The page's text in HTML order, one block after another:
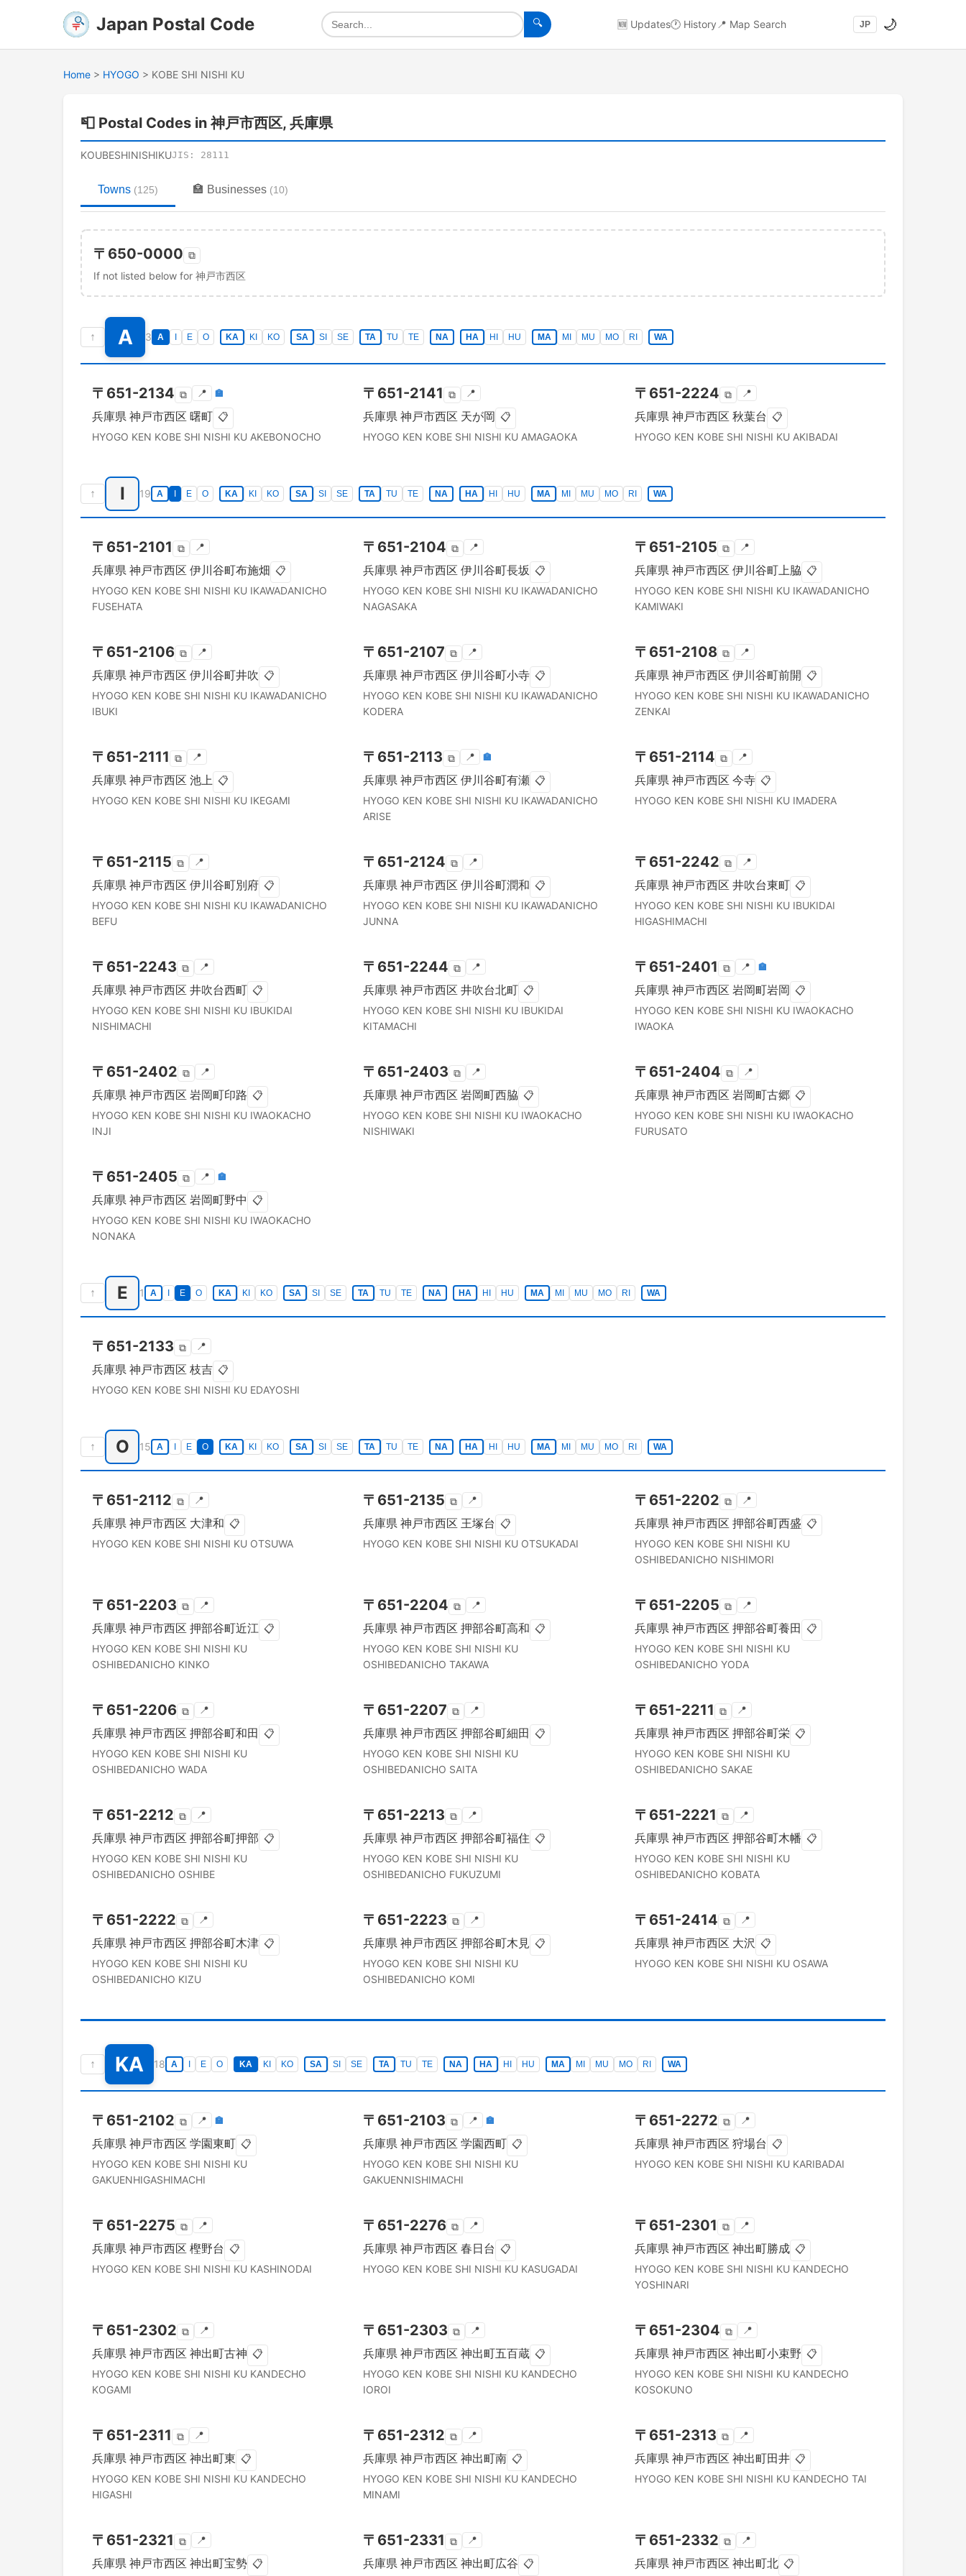
Japan Postal Code 🔍 🆕 Updates🕐 History 📍 Map Search JP 🌙
Home > HYOGO > KOBE SHI NISHI KU
📮 Postal Codes in 神戸市西区, 兵庫県
KOUBESHINISHIKUJIS: 28111
Towns (125) 🏣 Businesses (10)
〒 650-0000 ⧉
If not listed below for 神戸市西区
↑ A 3 A E O KA KI KO SA SI SE TA TU TE NA HA HI HU MA MI MU MO RI WA
〒 651-2134 ⧉ 📍 🏣
兵庫県 神戸市西区 曙町 📋
HYOGO KEN KOBE SHI NISHI KU AKEBONOCHO
〒 651-2141 ⧉ 📍
兵庫県 神戸市西区 天が岡 📋
HYOGO KEN KOBE SHI NISHI KU AMAGAOKA
〒 651-2224 ⧉ 📍
兵庫県 神戸市西区 秋葉台 📋
HYOGO KEN KOBE SHI NISHI KU AKIBADAI
↑ I 19 A E O KA KI KO SA SI SE TA TU TE NA HA HI HU MA MI MU MO RI WA
〒 651-2101 ⧉ 📍
兵庫県 神戸市西区 伊川谷町布施畑 📋
HYOGO KEN KOBE SHI NISHI KU IKAWADANICHO
FUSEHATA
〒 651-2104 ⧉ 📍
兵庫県 神戸市西区 伊川谷町長坂 📋
HYOGO KEN KOBE SHI NISHI KU IKAWADANICHO
NAGASAKA
〒 651-2105 ⧉ 📍
兵庫県 神戸市西区 伊川谷町上脇 📋
HYOGO KEN KOBE SHI NISHI KU IKAWADANICHO
KAMIWAKI
〒 651-2106 ⧉ 📍
兵庫県 神戸市西区 伊川谷町井吹 📋
HYOGO KEN KOBE SHI NISHI KU IKAWADANICHO
IBUKI
〒 651-2107 ⧉ 📍
兵庫県 神戸市西区 伊川谷町小寺 📋
HYOGO KEN KOBE SHI NISHI KU IKAWADANICHO
KODERA
〒 651-2108 ⧉ 📍
兵庫県 神戸市西区 伊川谷町前開 📋
HYOGO KEN KOBE SHI NISHI KU IKAWADANICHO
ZENKAI
〒 651-2111 ⧉ 📍
兵庫県 神戸市西区 池上 📋
HYOGO KEN KOBE SHI NISHI KU IKEGAMI
〒 651-2113 ⧉ 📍 🏣
兵庫県 神戸市西区 伊川谷町有瀬 📋
HYOGO KEN KOBE SHI NISHI KU IKAWADANICHO
ARISE
〒 651-2114 ⧉ 📍
兵庫県 神戸市西区 今寺 📋
HYOGO KEN KOBE SHI NISHI KU IMADERA
〒 651-2115 ⧉ 📍
兵庫県 神戸市西区 伊川谷町別府 📋
HYOGO KEN KOBE SHI NISHI KU IKAWADANICHO
BEFU
〒 651-2124 ⧉ 📍
兵庫県 神戸市西区 伊川谷町潤和 📋
HYOGO KEN KOBE SHI NISHI KU IKAWADANICHO
JUNNA
〒 651-2242 ⧉ 📍
兵庫県 神戸市西区 井吹台東町 📋
HYOGO KEN KOBE SHI NISHI KU IBUKIDAI
HIGASHIMACHI
〒 651-2243 ⧉ 📍
兵庫県 神戸市西区 井吹台西町 📋
HYOGO KEN KOBE SHI NISHI KU IBUKIDAI
NISHIMACHI
〒 651-2244 ⧉ 📍
兵庫県 神戸市西区 井吹台北町 📋
HYOGO KEN KOBE SHI NISHI KU IBUKIDAI
KITAMACHI
〒 651-2401 ⧉ 📍 🏣
兵庫県 神戸市西区 岩岡町岩岡 📋
HYOGO KEN KOBE SHI NISHI KU IWAOKACHO
IWAOKA
〒 651-2402 ⧉ 📍
兵庫県 神戸市西区 岩岡町印路 📋
HYOGO KEN KOBE SHI NISHI KU IWAOKACHO
INJI
〒 651-2403 ⧉ 📍
兵庫県 神戸市西区 岩岡町西脇 📋
HYOGO KEN KOBE SHI NISHI KU IWAOKACHO
NISHIWAKI
〒 651-2404 ⧉ 📍
兵庫県 神戸市西区 岩岡町古郷 📋
HYOGO KEN KOBE SHI NISHI KU IWAOKACHO
FURUSATO
〒 651-2405 ⧉ 📍 🏣
兵庫県 神戸市西区 岩岡町野中 📋
HYOGO KEN KOBE SHI NISHI KU IWAOKACHO
NONAKA
↑ E 1 A E O KA KI KO SA SI SE TA TU TE NA HA HI HU MA MI MU MO RI WA
〒 651-2133 ⧉ 📍
兵庫県 神戸市西区 枝吉 📋
HYOGO KEN KOBE SHI NISHI KU EDAYOSHI
↑ O 15 A E O KA KI KO SA SI SE TA TU TE NA HA HI HU MA MI MU MO RI WA
〒 651-2112 ⧉ 📍
兵庫県 神戸市西区 大津和 📋
HYOGO KEN KOBE SHI NISHI KU OTSUWA
〒 651-2135 ⧉ 📍
兵庫県 神戸市西区 王塚台 📋
HYOGO KEN KOBE SHI NISHI KU OTSUKADAI
〒 651-2202 ⧉ 📍
兵庫県 神戸市西区 押部谷町西盛 📋
HYOGO KEN KOBE SHI NISHI KU
OSHIBEDANICHO NISHIMORI
〒 651-2203 ⧉ 📍
兵庫県 神戸市西区 押部谷町近江 📋
HYOGO KEN KOBE SHI NISHI KU
OSHIBEDANICHO KINKO
〒 651-2204 ⧉ 📍
兵庫県 神戸市西区 押部谷町高和 📋
HYOGO KEN KOBE SHI NISHI KU
OSHIBEDANICHO TAKAWA
〒 651-2205 ⧉ 📍
兵庫県 神戸市西区 押部谷町養田 📋
HYOGO KEN KOBE SHI NISHI KU
OSHIBEDANICHO YODA
〒 651-2206 ⧉ 📍
兵庫県 神戸市西区 押部谷町和田 📋
HYOGO KEN KOBE SHI NISHI KU
OSHIBEDANICHO WADA
〒 651-2207 ⧉ 📍
兵庫県 神戸市西区 押部谷町細田 📋
HYOGO KEN KOBE SHI NISHI KU
OSHIBEDANICHO SAITA
〒 651-2211 ⧉ 📍
兵庫県 神戸市西区 押部谷町栄 📋
HYOGO KEN KOBE SHI NISHI KU
OSHIBEDANICHO SAKAE
〒 651-2212 ⧉ 📍
兵庫県 神戸市西区 押部谷町押部 📋
HYOGO KEN KOBE SHI NISHI KU
OSHIBEDANICHO OSHIBE
〒 651-2213 ⧉ 📍
兵庫県 神戸市西区 押部谷町福住 📋
HYOGO KEN KOBE SHI NISHI KU
OSHIBEDANICHO FUKUZUMI
〒 651-2221 ⧉ 📍
兵庫県 神戸市西区 押部谷町木幡 📋
HYOGO KEN KOBE SHI NISHI KU
OSHIBEDANICHO KOBATA
〒 651-2222 ⧉ 📍
兵庫県 神戸市西区 押部谷町木津 📋
HYOGO KEN KOBE SHI NISHI KU
OSHIBEDANICHO KIZU
〒 651-2223 ⧉ 📍
兵庫県 神戸市西区 押部谷町木見 📋
HYOGO KEN KOBE SHI NISHI KU
OSHIBEDANICHO KOMI
〒 651-2414 ⧉ 📍
兵庫県 神戸市西区 大沢 📋
HYOGO KEN KOBE SHI NISHI KU OSAWA
↑ KA 18 A E O KA KI KO SA SI SE TA TU TE NA HA HI HU MA MI MU MO RI WA
〒 651-2102 ⧉ 📍 🏣
兵庫県 神戸市西区 学園東町 📋
HYOGO KEN KOBE SHI NISHI KU
GAKUENHIGASHIMACHI
〒 651-2103 ⧉ 📍 🏣
兵庫県 神戸市西区 学園西町 📋
HYOGO KEN KOBE SHI NISHI KU
GAKUENNISHIMACHI
〒 651-2272 ⧉ 📍
兵庫県 神戸市西区 狩場台 📋
HYOGO KEN KOBE SHI NISHI KU KARIBADAI
〒 651-2275 ⧉ 📍
兵庫県 神戸市西区 樫野台 📋
HYOGO KEN KOBE SHI NISHI KU KASHINODAI
〒 651-2276 ⧉ 📍
兵庫県 神戸市西区 春日台 📋
HYOGO KEN KOBE SHI NISHI KU KASUGADAI
〒 651-2301 ⧉ 📍
兵庫県 神戸市西区 神出町勝成 📋
HYOGO KEN KOBE SHI NISHI KU KANDECHO
YOSHINARI
〒 651-2302 ⧉ 📍
兵庫県 神戸市西区 神出町古神 📋
HYOGO KEN KOBE SHI NISHI KU KANDECHO
KOGAMI
〒 651-2303 ⧉ 📍
兵庫県 神戸市西区 神出町五百蔵 📋
HYOGO KEN KOBE SHI NISHI KU KANDECHO
IOROI
〒 651-2304 ⧉ 📍
兵庫県 神戸市西区 神出町小束野 📋
HYOGO KEN KOBE SHI NISHI KU KANDECHO
KOSOKUNO
〒 651-2311 ⧉ 📍
兵庫県 神戸市西区 神出町東 📋
HYOGO KEN KOBE SHI NISHI KU KANDECHO
HIGASHI
〒 651-2312 ⧉ 📍
兵庫県 神戸市西区 神出町南 📋
HYOGO KEN KOBE SHI NISHI KU KANDECHO
MINAMI
〒 651-2313 ⧉ 📍
兵庫県 神戸市西区 神出町田井 📋
HYOGO KEN KOBE SHI NISHI KU KANDECHO TAI
〒 651-2321 ⧉ 📍
兵庫県 神戸市西区 神出町宝勢 📋
〒 651-2331 ⧉ 📍
兵庫県 神戸市西区 神出町広谷 📋
〒 651-2332 ⧉ 📍
兵庫県 神戸市西区 神出町北 📋